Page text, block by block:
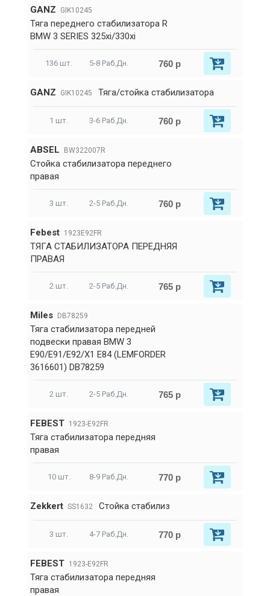
GANZ GIK10245
Тяга переднего стабилизатора R
BMW 3 SERIES 325xi/330xi
136 шт. 5-8 Раб.Дн. 760 р
GANZ GIK10245 Тяга/стойка стабилизатора
1 шт. 3-6 Раб.Дн. 760 р
ABSEL BW322007R
Стойка стабилизатора переднего
правая
3 шт. 2-5 Раб.Дн. 760 р
Febest 1923E92FR
ТЯГА СТАБИЛИЗАТОРА ПЕРЕДНЯЯ
ПРАВАЯ
2 шт. 2-5 Раб.Дн. 765 р
Miles DB78259
Тяга стабилизатора передней
подвески правая BMW 3
E90/E91/E92/X1 E84 (LEMFORDER
3616601) DB78259
2 шт. 2-5 Раб.Дн. 765 р
FEBEST 1923-E92FR
Тяга стабилизатора передняя
правая
10 шт. 8-9 Раб.Дн. 770 р
Zekkert SS1632 Стойка стабилиз
3 шт. 4-7 Раб.Дн. 770 р
FEBEST 1923-E92FR
Тяга стабилизатора передняя
правая